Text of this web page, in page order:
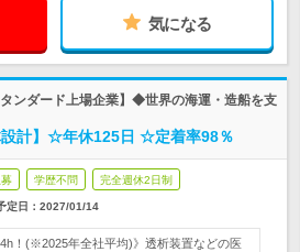
気になる
ンダード上場企業】◆世界の海運・造船を支
設計】☆年休125日 ☆定着率98％
学歴不問 完全週休2日制
定日： 2027/01/14
！(※2025年全社平均)》透析装置などの医